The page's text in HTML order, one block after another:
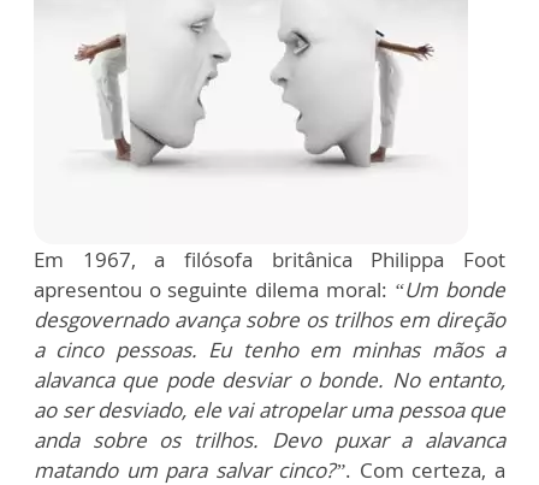
Em 1967, a filósofa britânica Philippa Foot
apresentou o seguinte dilema moral: “Um bonde
desgovernado avança sobre os trilhos em direção
a cinco pessoas. Eu tenho em minhas mãos a
alavanca que pode desviar o bonde. No entanto,
ao ser desviado, ele vai atropelar uma pessoa que
anda sobre os trilhos. Devo puxar a alavanca
matando um para salvar cinco?”. Com certeza, a